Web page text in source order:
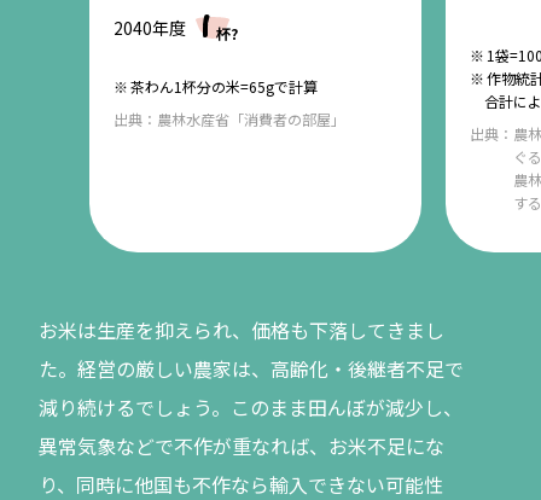
2040年度 1杯?
茶わん1杯分の米=65gで計算
出典： 農林水産省「消費者の部屋」
1袋
作物統
合計に
出典： 農
ぐ
農
す
お米は生産を抑えられ、価格も下落してきまし
た。経営の厳しい農家は、高齢化・後継者不足で
減り続けるでしょう。このまま田んぼが減少し、
異常気象などで不作が重なれば、お米不足にな
り、同時に他国も不作なら輸入できない可能性